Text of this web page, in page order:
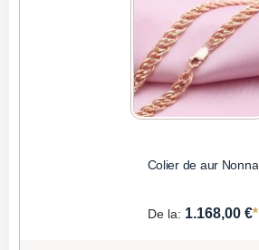
Colier de aur Nonna
De la: 1.168,00 €*